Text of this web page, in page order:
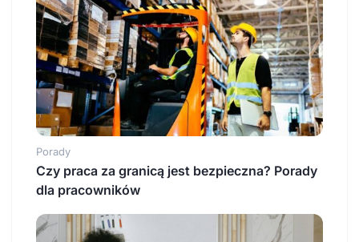
Porady
Czy praca za granicą jest bezpieczna? Porady
dla pracowników